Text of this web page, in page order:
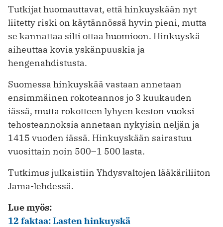
Tutkijat huomauttavat, että hinkuyskään nyt
liitetty riski on käytännössä hyvin pieni, mutta
se kannattaa silti ottaa huomioon. Hinkuyskä
aiheuttaa kovia yskänpuuskia ja
hengenahdistusta.
Suomessa hinkuyskää vastaan annetaan
ensimmäinen rokoteannos jo 3 kuukauden
iässä, mutta rokotteen lyhyen keston vuoksi
tehosteannoksia annetaan nykyisin neljän ja
1415 vuoden iässä. Hinkuyskään sairastuu
vuosittain noin 500–1 500 lasta.
Tutkimus julkaistiin Yhdysvaltojen lääkäriliiton
Jama-lehdessä.
Lue myös:
12 faktaa: Lasten hinkuyskä